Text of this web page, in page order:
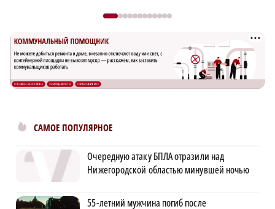
САМОЕ ПОПУЛЯРНОЕ
Очередную атаку БПЛА отразили над
Нижегородской областью минувшей ночью
55-летний мужчина погиб после